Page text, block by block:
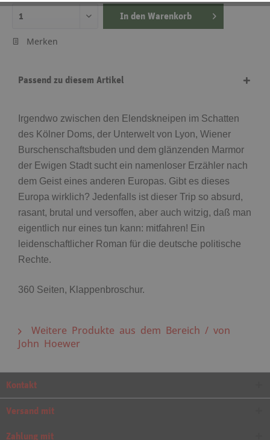
In den Warenkorb
Merken
Passend zu diesem Artikel
Irgendwo zwischen den Elendskneipen im Schatten
des Kölner Doms, der Unterwelt von Lyon, Wiener
Burschenschaftsbuden und dem glänzenden Marmor
der Ewigen Stadt sucht ein namenloser Erzähler nach
dem Geist eines anderen Europas. Gibt es dieses
Europa wirklich? Jedenfalls ist dieser Trip so absurd,
rasant, brutal und versoffen, aber auch witzig, daß man
eigentlich nur eines tun kann: mitfahren! Ein
leidenschaftlicher Roman für die deutsche politische
Rechte.
360 Seiten, Klappenbroschur.
Weitere Produkte aus dem Bereich / von
John Hoewer
Kontakt
Versand mit
Zahlung mit